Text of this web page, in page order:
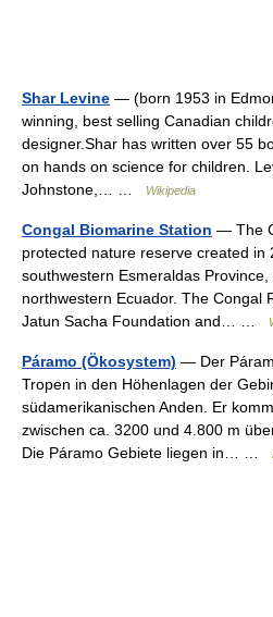
Shar Levine — (born 1953 in
winning, best selling Canadian
designer.Shar has written over 55
on hands on science for children.
Johnstone,… …
Wikipedia
Congal Biomarine Station — The
protected nature reserve created in
southwestern Esmeraldas
northwestern Ecuador. The Congal
Jatun Sacha Foundation and… …
Páramo (Ökosystem) — Der
Tropen in den Höhenlagen der
südamerikanischen Anden. Er
zwischen ca. 3200 und 4.800 m
Die Páramo Gebiete liegen in… …